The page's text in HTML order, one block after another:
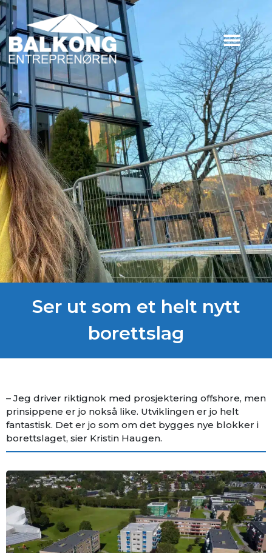
Ser ut som et helt nytt
borettslag
– Jeg driver riktignok med prosjektering offshore, men
prinsippene er jo nokså like. Utviklingen er jo helt
fantastisk. Det er jo som om det bygges nye blokker i
borettslaget, sier Kristin Haugen.